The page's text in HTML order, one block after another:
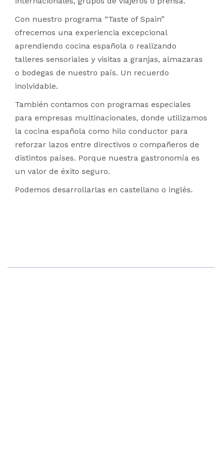
Con nuestro programa “Taste of Spain”
ofrecemos una experiencia excepcional
aprendiendo cocina española o realizando
talleres sensoriales y visitas a granjas, almazaras
o bodegas de nuestro país. Un recuerdo
inolvidable.
También contamos con programas especiales
para empresas multinacionales, donde utilizamos
la cocina española como hilo conductor para
reforzar lazos entre directivos o compañeros de
distintos países. Porque nuestra gastronomía es
un valor de éxito seguro.
Podemos desarrollarlas en castellano o inglés.